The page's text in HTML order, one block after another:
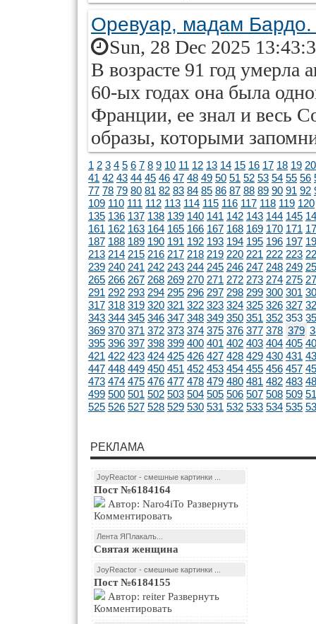
Оревуар, мадам
Sun, 28 Dec 2025
В возрасте 91 год умерла
60-ых годах она была
Франции, ее знал и весь
образы, которыми
1 2 3 4 5 6 7 8 9 10 11 12 13 14 15 16 17 18 19 20
41 42 43 44 45 46 47 48 49 50 51 52 53 54 55 56
77 78 79 80 81 82 83 84 85 86 87 88 89 90 91 92
109 110 111 112 113 114 115 116 117 118 119 120
135 136 137 138 139 140 141 142 143 144 145
161 162 163 164 165 166 167 168 169 170 171
187 188 189 190 191 192 193 194 195 196 197
213 214 215 216 217 218 219 220 221 222 223
239 240 241 242 243 244 245 246 247 248 249
265 266 267 268 269 270 271 272 273 274 275
291 292 293 294 295 296 297 298 299 300 301
317 318 319 320 321 322 323 324 325 326 327
343 344 345 346 347 348 349 350 351 352 353
369 370 371 372 373 374 375 376 377 378 379
395 396 397 398 399 400 401 402 403 404 405
421 422 423 424 425 426 427 428 429 430 431
447 448 449 450 451 452 453 454 455 456 457
473 474 475 476 477 478 479 480 481 482 483
499 500 501 502 503 504 505 506 507 508 509
525 526 527 528 529 530 531 532 533 534 535
РЕКЛАМА
JoyReactor - смешные картинки ...
Пост №6184164
Комментировать
Лента ЯПлакалъ...
Святая женщина
JoyReactor - смешные картинки ...
Пост №6184155
Комментировать